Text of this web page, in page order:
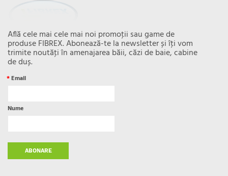
Află cele mai cele mai noi promoţii sau game de
produse FIBREX. Abonează-te la newsletter și îţi vom
trimite noutăţi în amenajarea băii, căzi de baie, cabine
de duș.
*Email
Nume
ABONARE